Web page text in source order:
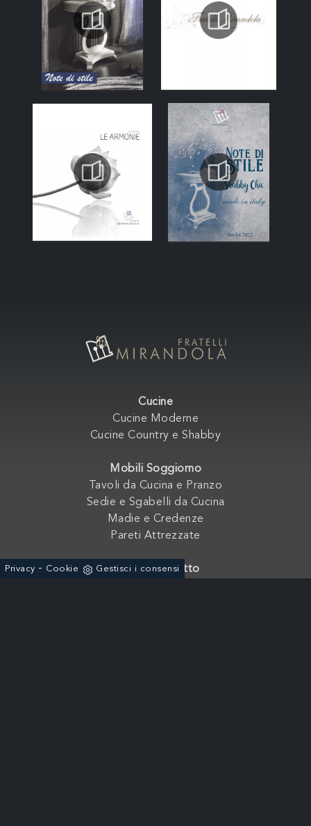
Cucine
Cucine Moderne
Cucine Country e Shabby
Mobili Soggiorno
Tavoli da Cucina e Pranzo
Sedie e Sgabelli da Cucina
Madie e Credenze
Pareti Attrezzate
Camere da Letto
Privacy - Cookie Gestisci i consensi